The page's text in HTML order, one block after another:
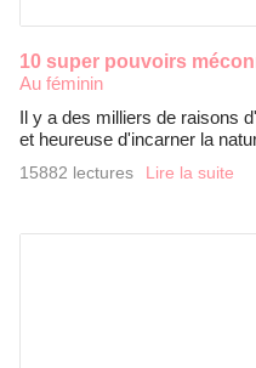
10 super pouvoirs
Au féminin
Il y a des milliers de raisons
et heureuse d'incarner la
15882 lectures Lire la suite